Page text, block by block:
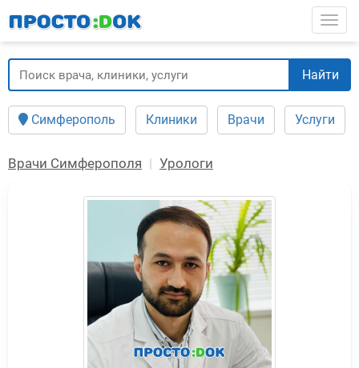
содержанию
Найти
Симферополь Клиники Врачи Услуги
Врачи Симферополя Урологи